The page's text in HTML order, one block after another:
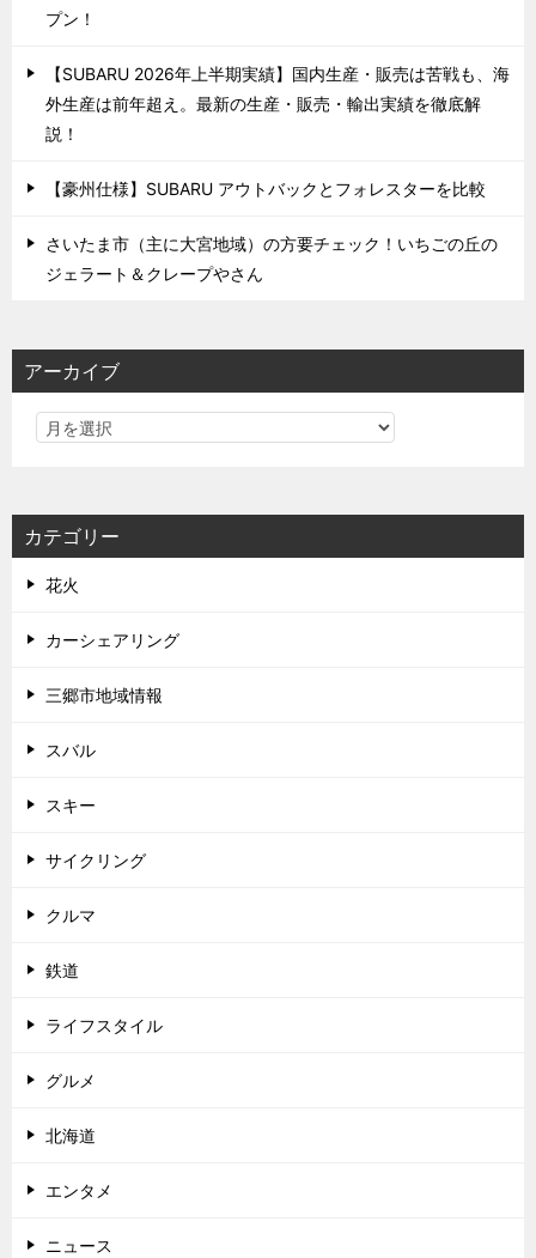
プン！
【SUBARU 2026年上半期実績】国内生産・販売は苦戦も、海
外生産は前年超え。最新の生産・販売・輸出実績を徹底解
説！
【豪州仕様】SUBARU アウトバックとフォレスターを比較
さいたま市（主に大宮地域）の方要チェック！いちごの丘の
ジェラート＆クレープやさん
アーカイブ
カテゴリー
花火
カーシェアリング
三郷市地域情報
スバル
スキー
サイクリング
クルマ
鉄道
ライフスタイル
グルメ
北海道
エンタメ
ニュース